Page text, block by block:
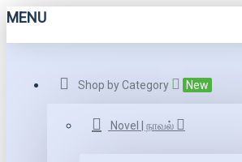
MENU
Shop by Category New
Novel | நாவல்